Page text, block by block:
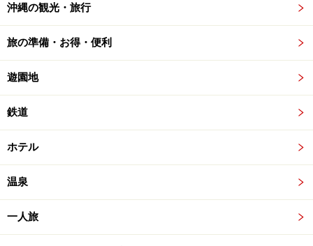
沖縄の観光・旅行
旅の準備・お得・便利
遊園地
鉄道
ホテル
温泉
一人旅